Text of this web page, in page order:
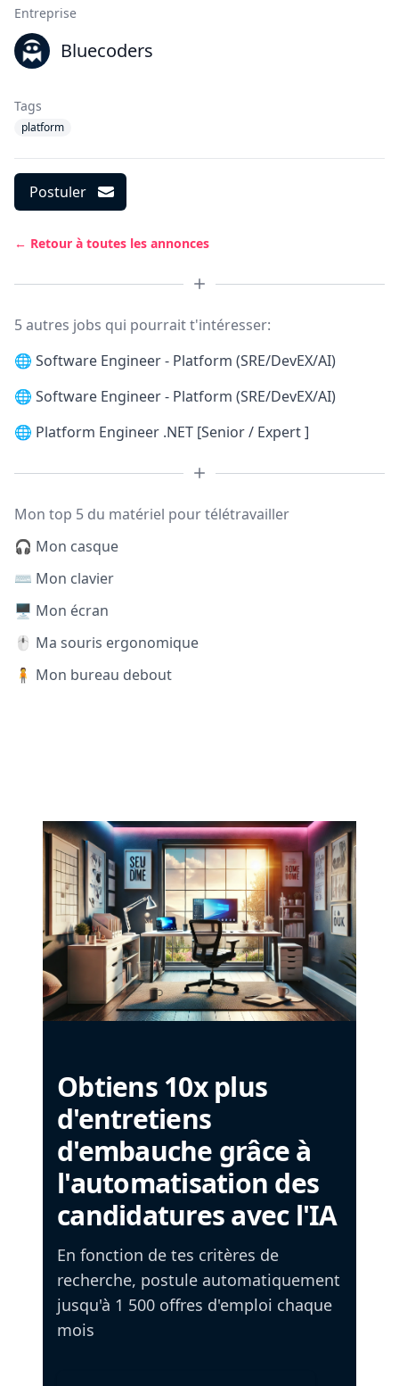
Entreprise
Bluecoders
Tags
platform
Postuler
← Retour à toutes les annonces
5 autres jobs qui pourrait t'intéresser:
🌐 Software Engineer - Platform (SRE/DevEX/AI)
🌐 Software Engineer - Platform (SRE/DevEX/AI)
🌐 Platform Engineer .NET [Senior / Expert ]
Mon top 5 du matériel pour télétravailler
🎧 Mon casque
⌨️ Mon clavier
🖥️ Mon écran
🖱️ Ma souris ergonomique
🧍 Mon bureau debout
Obtiens 10x plus
d'entretiens
d'embauche grâce à
l'automatisation des
candidatures avec l'IA
En fonction de tes critères de
recherche, postule automatiquement
jusqu'à 1 500 offres d'emploi chaque
mois